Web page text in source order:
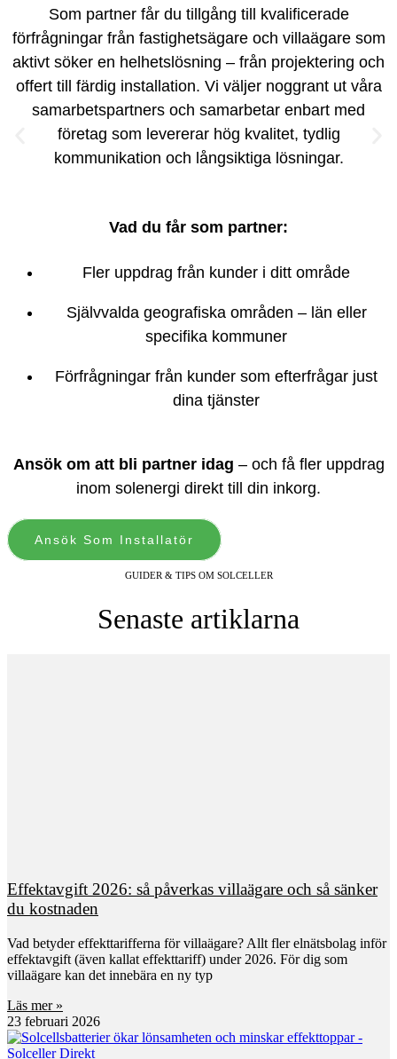
Som partner får du tillgång till kvalificerade
förfrågningar från fastighetsägare och villaägare som
aktivt söker en helhetslösning – från projektering och
offert till färdig installation. Vi väljer noggrant ut våra
samarbetspartners och samarbetar enbart med
företag som levererar hög kvalitet, tydlig
kommunikation och långsiktiga lösningar.
Vad du får som partner:
Fler uppdrag från kunder i ditt område
Självvalda geografiska områden – län eller
specifika kommuner
Förfrågningar från kunder som efterfrågar just
dina tjänster
Ansök om att bli partner idag – och få fler uppdrag
inom solenergi direkt till din inkorg.
Ansök Som Installatör
GUIDER & TIPS OM SOLCELLER
Senaste artiklarna
Effektavgift 2026: så påverkas villaägare och så sänker
du kostnaden
Vad betyder effekttarifferna för villaägare? Allt fler elnätsbolag inför
effektavgift (även kallat effekttariff) under 2026. För dig som
villaägare kan det innebära en ny typ
Läs mer »
23 februari 2026